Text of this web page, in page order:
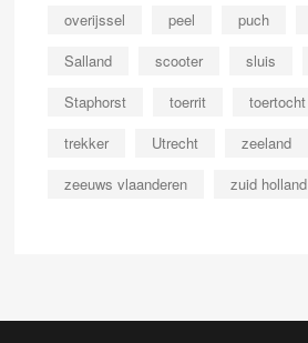
overijssel
peel puch
Salland
scooter sluis
Staphorst
toerrit toertocht
trekker
Utrecht
zeeland
zeeuws vlaanderen
zuid holland